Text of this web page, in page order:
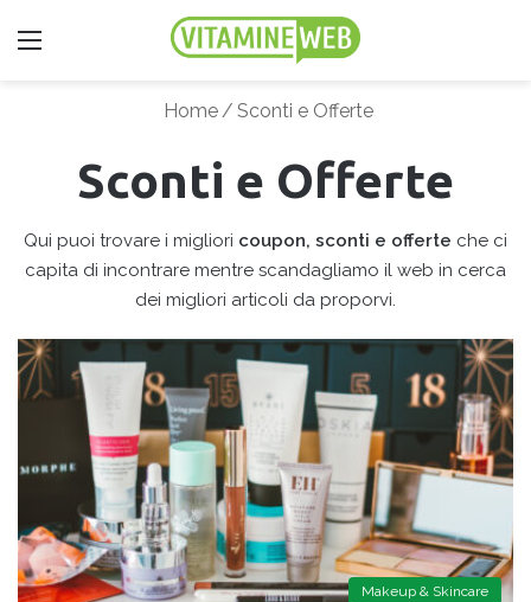
Home / Sconti e Offerte
Sconti e Offerte
Qui puoi trovare i migliori coupon, sconti e offerte che ci
capita di incontrare mentre scandagliamo il web in cerca
dei migliori articoli da proporvi.
Makeup & Skincare